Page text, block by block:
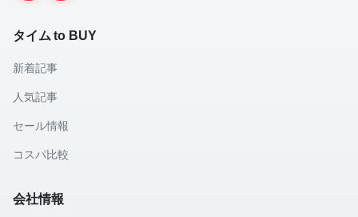
タイム to BUY
新着記事
人気記事
セール情報
コスパ比較
会社情報